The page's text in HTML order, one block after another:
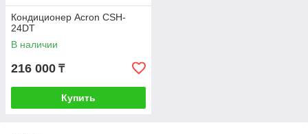
Кондиционер Acron CSH-
24DT
В наличии
216 000 ₸
Купить